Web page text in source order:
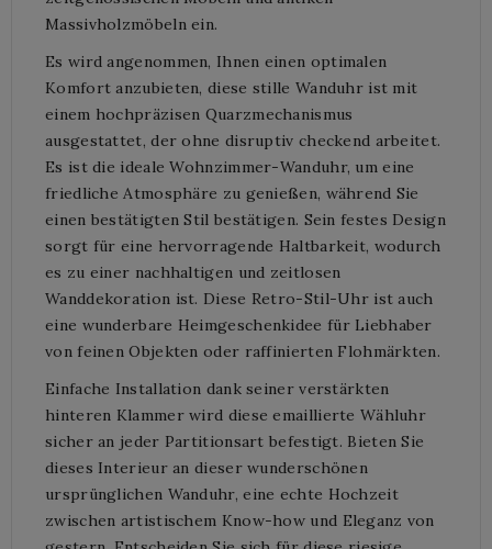
Massivholzmöbeln ein.
Es wird angenommen, Ihnen einen optimalen
Komfort anzubieten, diese stille Wanduhr ist mit
einem hochpräzisen Quarzmechanismus
ausgestattet, der ohne disruptiv checkend arbeitet.
Es ist die ideale Wohnzimmer-Wanduhr, um eine
friedliche Atmosphäre zu genießen, während Sie
einen bestätigten Stil bestätigen. Sein festes Design
sorgt für eine hervorragende Haltbarkeit, wodurch
es zu einer nachhaltigen und zeitlosen
Wanddekoration ist. Diese Retro-Stil-Uhr ist auch
eine wunderbare Heimgeschenkidee für Liebhaber
von feinen Objekten oder raffinierten Flohmärkten.
Einfache Installation dank seiner verstärkten
hinteren Klammer wird diese emaillierte Wähluhr
sicher an jeder Partitionsart befestigt. Bieten Sie
dieses Interieur an dieser wunderschönen
ursprünglichen Wanduhr, eine echte Hochzeit
zwischen artistischem Know-how und Eleganz von